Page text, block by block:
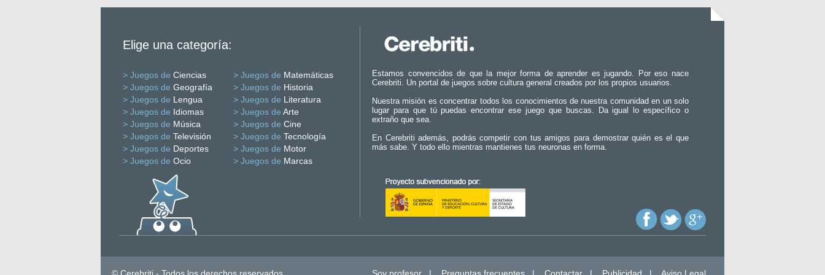
Elige una categoría:
> Juegos de Ciencias > Juegos de Matemáticas
> Juegos de Geografía > Juegos de Historia
> Juegos de Lengua > Juegos de Literatura
> Juegos de Idiomas > Juegos de Arte
> Juegos de Música > Juegos de Cine
> Juegos de Televisión > Juegos de Tecnología
> Juegos de Deportes > Juegos de Motor
> Juegos de Ocio > Juegos de Marcas
Estamos convencidos de que la mejor forma de aprender es jugando. Por eso nace
Cerebriti. Un portal de juegos sobre cultura general creados por los propios usuarios.
Nuestra misión es concentrar todos los conocimientos de nuestra comunidad en un solo
lugar para que tú puedas encontrar ese juego que buscas. Da igual lo específico o
extraño que sea.
En Cerebriti además, podrás competir con tus amigos para demostrar quién es el que
más sabe. Y todo ello mientras mantienes tus neuronas en forma.